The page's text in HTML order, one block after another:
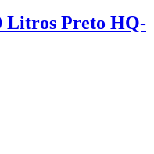
Litros Preto HQ-